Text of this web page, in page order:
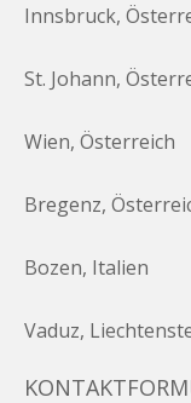
Innsbruck,
St. Johann,
Wien, Österreich
Bregenz,
Bozen, Italien
Vaduz,